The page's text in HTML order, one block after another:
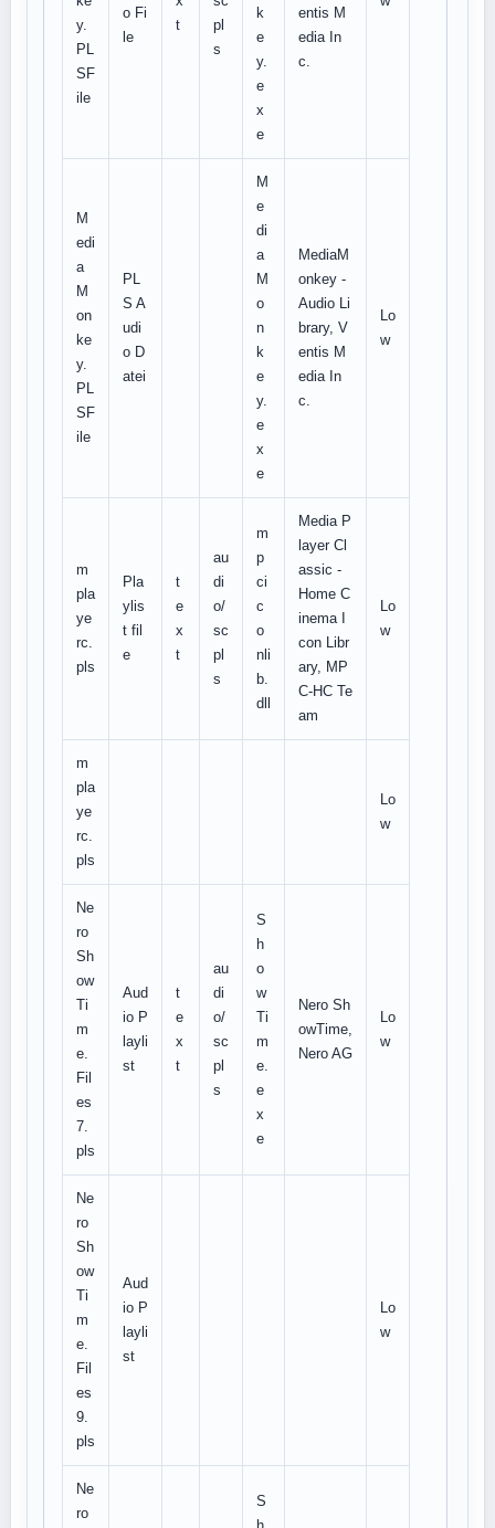
y.
PL
SF
ile
o Fi
le
t
pl
s
k
e
y.
e
x
e
entis M
edia In
c.
M
edi
a
M
on
ke
y.
PL
SF
ile
PL
S A
udi
o D
atei
M
e
di
a
M
o
n
k
e
y.
e
x
e
MediaM
onkey -
Audio Li
brary, V
entis M
edia In
c.
Lo
w
m
pla
ye
rc.
pls
Pla
ylis
t fil
e
t
e
x
t
au
di
o/
sc
pl
s
m
p
ci
c
o
nli
b.
dll
Media P
layer Cl
assic -
Home C
inema I
con Libr
ary, MP
C-HC Te
am
Lo
w
m
pla
ye
rc.
pls
Lo
w
Ne
ro
Sh
ow
Ti
m
e.
Fil
es
7.
pls
Aud
io P
layli
st
t
e
x
t
au
di
o/
sc
pl
s
S
h
o
w
Ti
m
e.
e
x
e
Nero Sh
owTime,
Nero AG
Lo
w
Ne
ro
Sh
ow
Ti
m
e.
Fil
es
9.
pls
Aud
io P
layli
st
Lo
w
Ne
ro
S